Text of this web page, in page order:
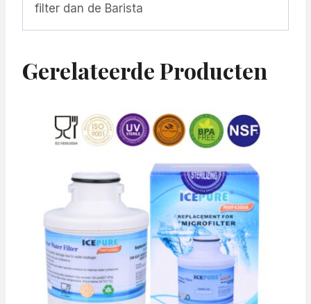
filter dan de Barista
Gerelateerde Producten